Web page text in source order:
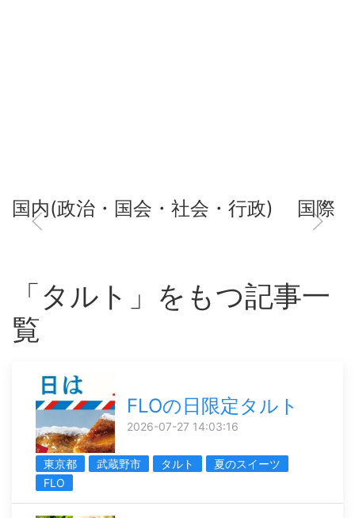
国内(政治・国会・社会・行政) 国際
「タルト」をもつ記事一
覧
FLOの日限定タルト
2026-07-27 14:03:16
東京都 武蔵野市 タルト
夏のスイーツ
FLO